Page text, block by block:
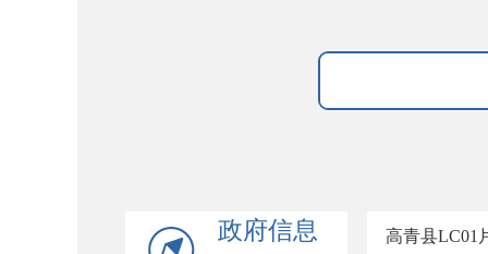
政府信息
高青县LC01